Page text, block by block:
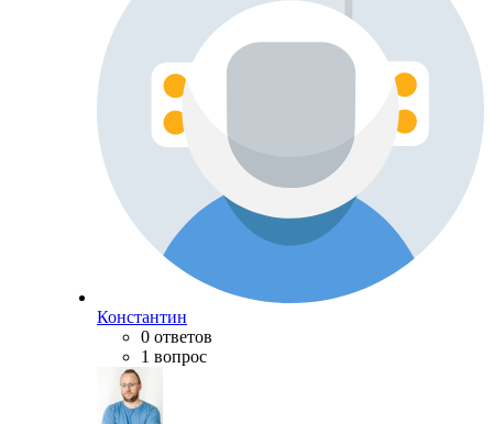
Константин
0 ответов
1 вопрос